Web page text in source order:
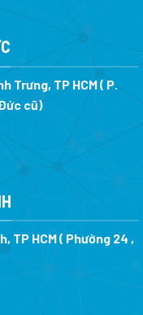
Trưng, TP HCM ( P.
cũ)
TP HCM ( Phường 24 ,